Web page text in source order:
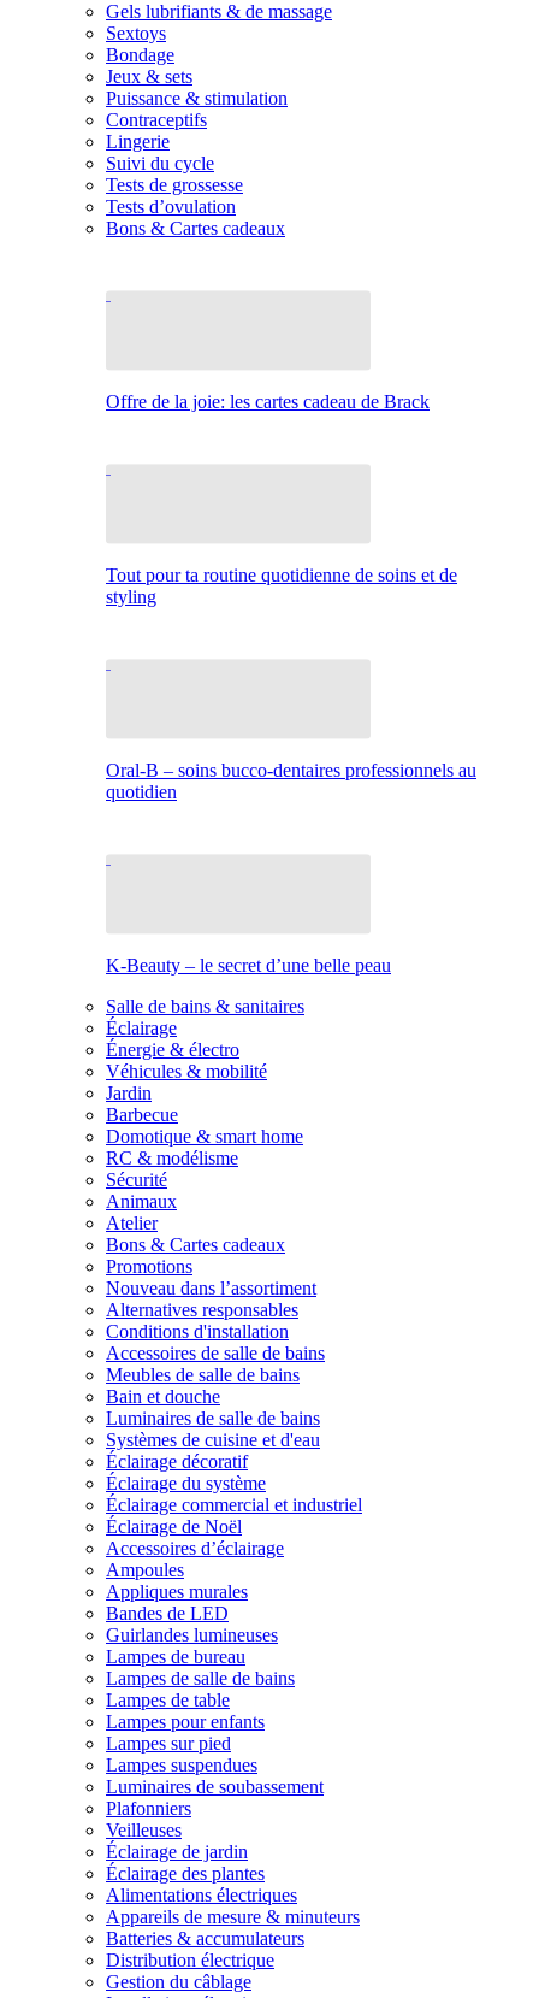
Gels lubrifiants & de massage
Sextoys
Bondage
Jeux & sets
Puissance & stimulation
Contraceptifs
Lingerie
Suivi du cycle
Tests de grossesse
Tests d’ovulation
Bons & Cartes cadeaux
Offre de la joie: les cartes cadeau de Brack
Tout pour ta routine quotidienne de soins et de
styling
Oral-B – soins bucco-dentaires professionnels au
quotidien
K-Beauty – le secret d’une belle peau
Salle de bains & sanitaires
Éclairage
Énergie & électro
Véhicules & mobilité
Jardin
Barbecue
Domotique & smart home
RC & modélisme
Sécurité
Animaux
Atelier
Bons & Cartes cadeaux
Promotions
Nouveau dans l’assortiment
Alternatives responsables
Conditions d'installation
Accessoires de salle de bains
Meubles de salle de bains
Bain et douche
Luminaires de salle de bains
Systèmes de cuisine et d'eau
Éclairage décoratif
Éclairage du système
Éclairage commercial et industriel
Éclairage de Noël
Accessoires d’éclairage
Ampoules
Appliques murales
Bandes de LED
Guirlandes lumineuses
Lampes de bureau
Lampes de salle de bains
Lampes de table
Lampes pour enfants
Lampes sur pied
Lampes suspendues
Luminaires de soubassement
Plafonniers
Veilleuses
Éclairage de jardin
Éclairage des plantes
Alimentations électriques
Appareils de mesure & minuteurs
Batteries & accumulateurs
Distribution électrique
Gestion du câblage